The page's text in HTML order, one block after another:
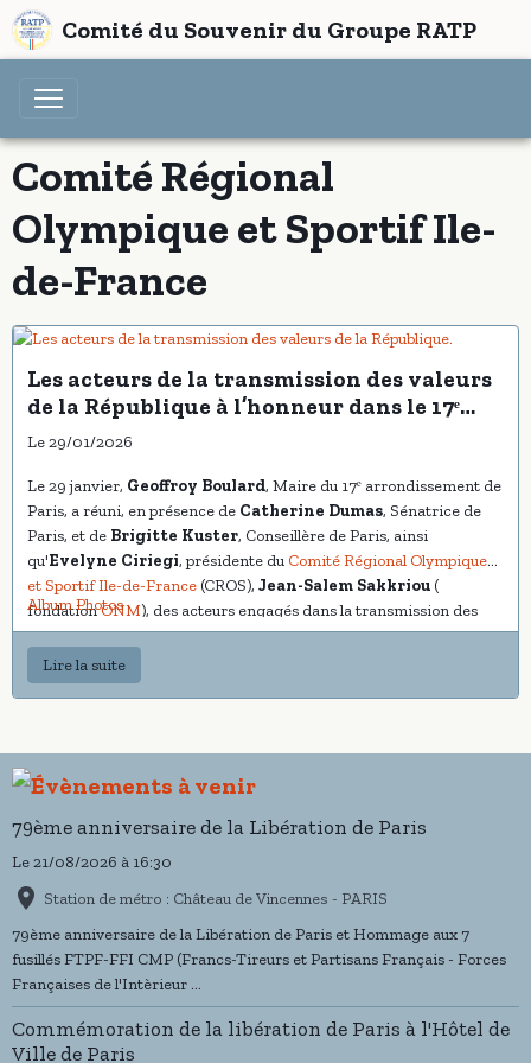
Comité du Souvenir du Groupe RATP
Comité Régional
Olympique et Sportif Ile-
de-France
Les acteurs de la transmission des valeurs
de la République à l’honneur dans le 17ᵉ
arrondissement de Paris
Le 29/01/2026
Le 29 janvier, Geoffroy Boulard, Maire du 17ᵉ arrondissement de
Paris, a réuni, en présence de Catherine Dumas, Sénatrice de
Paris, et de Brigitte Kuster, Conseillère de Paris, ainsi
qu'Evelyne Ciriegi, présidente du Comité Régional Olympique
et Sportif Ile-de-France (CROS), Jean-Salem Sakkriou (
fondationONM), des acteurs engagés dans la transmission des
valeurs de la République auprès de la jeunesse.
Dix-huit associations patriotiques et civiques ainsi que sept
2025.
officielle d’un protocole d’accord entre laMairie du 17ᵉ
arrondissementet le Comité du Souvenir du Groupe RATP,
représenté par son Président,
Monsieur Didier Cagnant, porte-drapeau du Comité.
Cet accord renforce les actions communes en faveur du devoir de
mémoire et de la transmission aux jeunes générations.
Le Président, au nom du Comité, tient à exprimer sa
reconnaissance la plus sincère à Monsieur
Album Photos
Lire la suite
79ème anniversaire de la Libération de Paris
Le 21/08/2026 à 16:30
Station de métro : Château de Vincennes - PARIS
79ème anniversaire de la Libération de Paris et Hommage aux 7
fusillés FTPF-FFI CMP (Francs-Tireurs et Partisans Français - Forces
Françaises de l'Intèrieur ...
Commémoration de la libération de Paris à l'Hôtel de
Ville de Paris